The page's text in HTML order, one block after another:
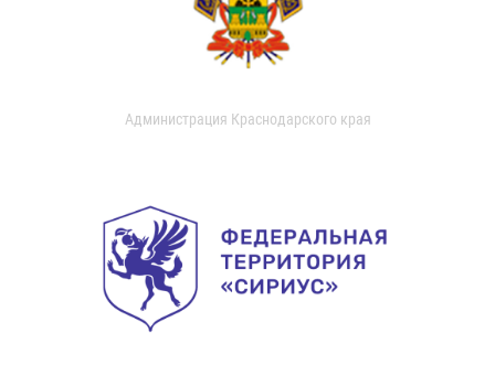
Администрация Краснодарского края